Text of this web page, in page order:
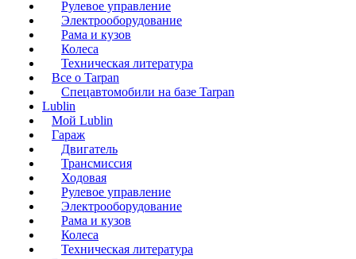
Рулевое управление
Электрооборудование
Рама и кузов
Колеса
Техническая литература
Все о Tarpan
Спецавтомобили на базе Tarpan
Lublin
Мой Lublin
Гараж
Двигатель
Трансмиссия
Ходовая
Рулевое управление
Электрооборудование
Рама и кузов
Колеса
Техническая литература